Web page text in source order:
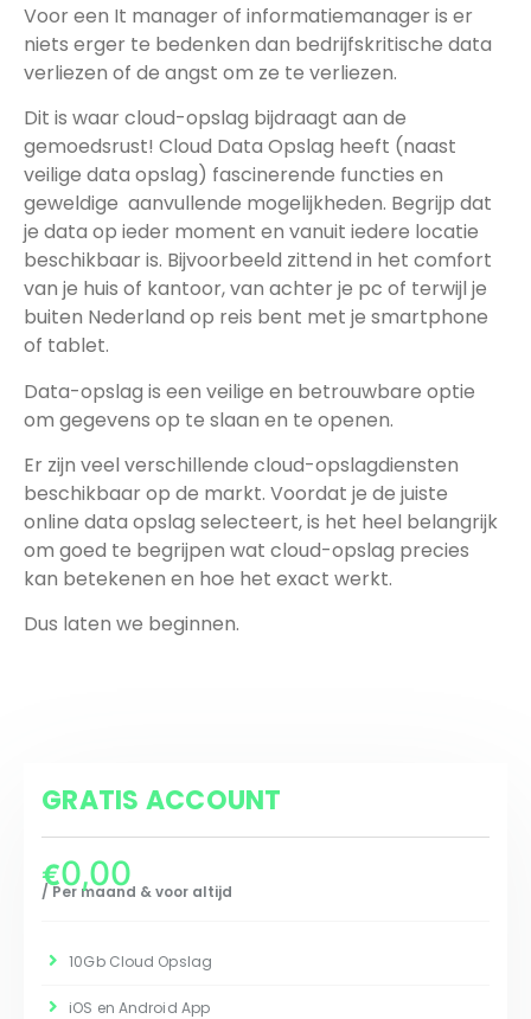
Voor een It manager of informatiemanager is er
niets erger te bedenken dan bedrijfskritische data
verliezen of de angst om ze te verliezen.
Dit is waar cloud-opslag bijdraagt aan de
gemoedsrust! Cloud Data Opslag heeft (naast
veilige data opslag) fascinerende functies en
geweldige aanvullende mogelijkheden. Begrijp dat
je data op ieder moment en vanuit iedere locatie
beschikbaar is. Bijvoorbeeld zittend in het comfort
van je huis of kantoor, van achter je pc of terwijl je
buiten Nederland op reis bent met je smartphone
of tablet.
Data-opslag is een veilige en betrouwbare optie
om gegevens op te slaan en te openen.
Er zijn veel verschillende cloud-opslagdiensten
beschikbaar op de markt. Voordat je de juiste
online data opslag selecteert, is het heel belangrijk
om goed te begrijpen wat cloud-opslag precies
kan betekenen en hoe het exact werkt.
Dus laten we beginnen.
GRATIS ACCOUNT
€0,00
/ Per maand & voor altijd
10Gb Cloud Opslag
iOS en Android App